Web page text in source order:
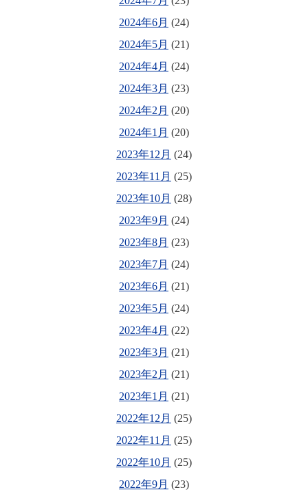
2024年6月 (24)
2024年5月 (21)
2024年4月 (24)
2024年3月 (23)
2024年2月 (20)
2024年1月 (20)
2023年12月 (24)
2023年11月 (25)
2023年10月 (28)
2023年9月 (24)
2023年8月 (23)
2023年7月 (24)
2023年6月 (21)
2023年5月 (24)
2023年4月 (22)
2023年3月 (21)
2023年2月 (21)
2023年1月 (21)
2022年12月 (25)
2022年11月 (25)
2022年10月 (25)
2022年9月 (23)